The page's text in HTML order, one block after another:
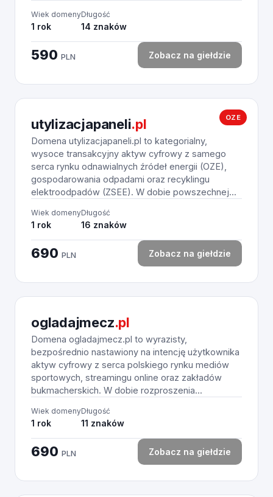
Wiek domeny
1 rok
Długość
14 znaków
590 PLN Zobacz na giełdzie
OZE
utylizacjapaneli.pl
Domena utylizacjapaneli.pl to kategorialny,
wysoce transakcyjny aktyw cyfrowy z samego
serca rynku odnawialnych źródeł energii (OZE),
gospodarowania odpadami oraz recyklingu
elektroodpadów (ZSEE). W dobie powszechnej...
Wiek domeny
1 rok
Długość
16 znaków
690 PLN Zobacz na giełdzie
ogladajmecz.pl
Domena ogladajmecz.pl to wyrazisty,
bezpośrednio nastawiony na intencję użytkownika
aktyw cyfrowy z serca polskiego rynku mediów
sportowych, streamingu online oraz zakładów
bukmacherskich. W dobie rozproszenia...
Wiek domeny
1 rok
Długość
11 znaków
690 PLN Zobacz na giełdzie